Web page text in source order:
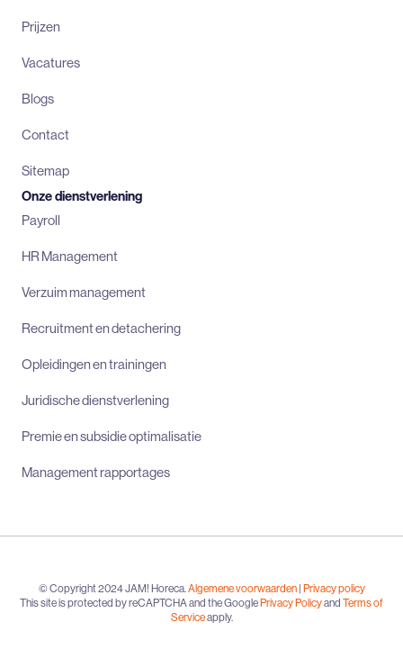
Prijzen
Vacatures
Blogs
Contact
Sitemap
Onze dienstverlening
Payroll
HR Management
Verzuim management
Recruitment en detachering
Opleidingen en trainingen
Juridische dienstverlening
Premie en subsidie optimalisatie
Management rapportages
© Copyright 2024 JAM! Horeca. Algemene voorwaarden| Privacy policy
This site is protected by reCAPTCHA and the GooglePrivacy Policyand Terms of
Serviceapply.